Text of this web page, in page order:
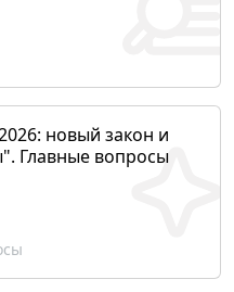
новый закон и
Главные вопросы